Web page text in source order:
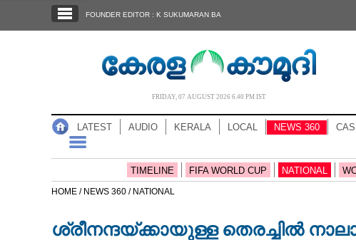
NOTIFIED NEWS
FOUNDER EDITOR : K SUKUMARAN BA
FRIDAY, 07 AUGUST 2026 6.40 PM IST
LATEST AUDIO KERALA LOCAL NEWS 360
TIMELINE FIFA WORLD CUP NATIONAL
HOME / NEWS 360 / NATIONAL
ശ്രീനന്ദയ്‌ക്കായുള്ള തെരച്ചിൽ